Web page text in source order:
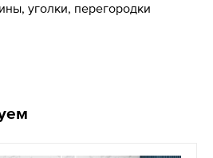
уголки, перегородки